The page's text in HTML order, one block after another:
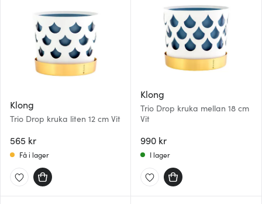
Klong
Trio Drop kruka liten 12 cm Vit
565 kr
Få i lager
Klong
Trio Drop kruka mellan 18 cm
Vit
990 kr
I lager